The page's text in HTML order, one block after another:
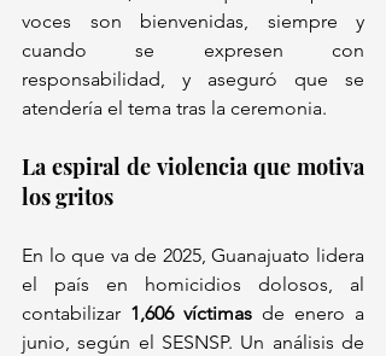
voces son bienvenidas, siempre y
cuando se expresen con
responsabilidad, y aseguró que se
atendería el tema tras la ceremonia.
La espiral de violencia que motiva
los gritos
En lo que va de 2025, Guanajuato lidera
el país en homicidios dolosos, al
contabilizar 1,606 víctimas de enero a
junio, según el SESNSP. Un análisis de